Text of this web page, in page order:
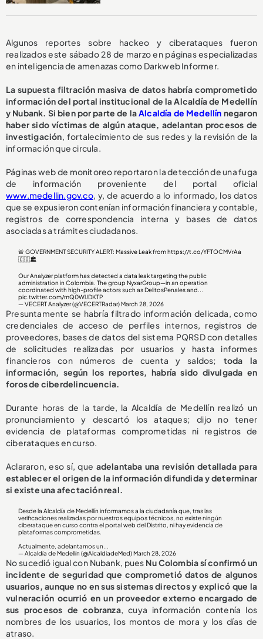
Algunos reportes sobre hackeo y ciberataques fueron
realizados este sábado 28 de marzo en páginas especializadas
en inteligencia de amenazas como Darkweb Informer.
La supuesta filtración masiva de datos habría comprometido
información del portal institucional de la Alcaldía de Medellín
y Nubank. Si bien por parte de laAlcaldía de Medellín negaron
haber sido víctimas de algún ataque, adelantan procesos de
investigación, fortalecimiento de sus redes y la revisión de la
información que circula.
Páginas web de monitoreo reportaron la detección de una fuga
de información proveniente del portal oficial
www.medellin.gov.co, y, de acuerdo a lo informado, los datos
que se expusieron contenían información financiera y contable,
registros de correspondencia interna y bases de datos
asociadas a trámites ciudadanos.
🚨 GOVERNMENT SECURITY ALERT: Massive Leak fromhttps://t.co/YFTOCMVrAa
🇨🇴🏛️
Our Analyzer platform has detected a data leak targeting the public
administration in Colombia. The group NyxarGroup—in an operation
coordinated with high-profile actors such as DelitosPenales and...
pic.twitter.com/mQ0WlJDKTP
— VECERT Analyzer (@VECERTRadar)March 28, 2026
Presuntamente se habría filtrado información delicada, como
credenciales de acceso de perfiles internos, registros de
proveedores, bases de datos del sistema PQRSD con detalles
de solicitudes realizadas por usuarios y hasta informes
financieros con números de cuenta y saldos; toda la
información, según los reportes, habría sido divulgada en
foros de ciberdelincuencia.
Durante horas de la tarde, la Alcaldía de Medellín realizó un
pronunciamiento y descartó los ataques; dijo no tener
evidencia de plataformas comprometidas ni registros de
ciberataques en curso.
Aclararon, eso sí, que adelantaba una revisión detallada para
establecer el origen de la información difundida y determinar
si existe una afectación real.
Desde la Alcaldía de Medellín informamos a la ciudadanía que, tras las
verificaciones realizadas por nuestros equipos técnicos, no existe ningún
ciberataque en curso contra el portal web del Distrito, ni hay evidencia de
plataformas comprometidas.
Actualmente, adelantamos un...
— Alcaldía de Medellín (@AlcaldiadeMed)March 28, 2026
No sucedió igual con Nubank, pues Nu Colombia sí confirmó un
incidente de seguridad que comprometió datos de algunos
usuarios, aunque no en sus sistemas directos y explicó que la
vulneración ocurrió en un proveedor externo encargado de
sus procesos de cobranza, cuya información contenía los
nombres de los usuarios, los montos de mora y los días de
atraso.